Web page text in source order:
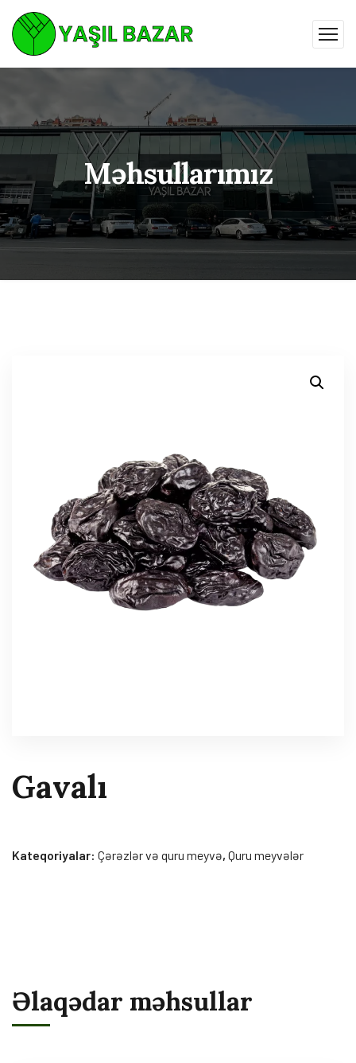
Məhsullarımız
Gavalı
Kateqoriyalar: Çərəzlər və quru meyvə, Quru meyvələr
Əlaqədar məhsullar